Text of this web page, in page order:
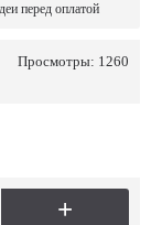
перед оплатой
Просмотры: 1260
+